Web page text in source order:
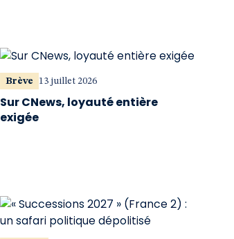
Brève 13 juillet 2026
Sur CNews, loyauté entière
exigée